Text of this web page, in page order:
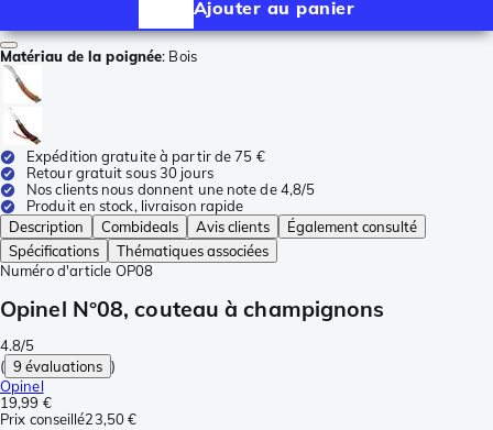
Ajouter au panier
Matériau de la poignée: Bois
Expédition gratuite à partir de 75 €
Retour gratuit sous 30 jours
Nos clients nous donnent une note de 4,8/5
Produit en stock, livraison rapide
Description
Combideals Avis clients
Également consulté
Spécifications
Thématiques associées
Numéro d'article OP08
Opinel N°08, couteau à champignons
4.8/5
( 9 évaluations )
Opinel
19,99 €
Prix conseillé23,50 €